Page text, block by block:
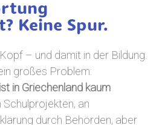
Keine Spur.
– und damit in der Bildung.
großes Problem:
in Griechenland kaum
Schulprojekten, an
durch Behörden, aber